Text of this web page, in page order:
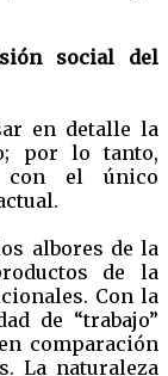
social del
en detalle la
por lo tanto,
con el único
albores de la
de la
Con la
de “trabajo”
comparación
La naturaleza